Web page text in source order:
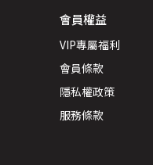
會員權益
VIP專屬福利
會員條款
隱私權政策
服務條款